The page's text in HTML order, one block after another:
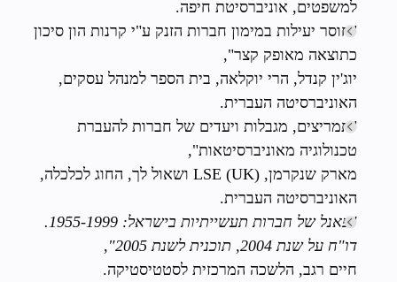
למשפטים, אוניברסיטת חיפה.
"חוסר יעילות במימון חברות הזנק ע"י קרנות הון סיכון
כתוצאה מאופק קצר",
יוג'ין קנדל, הרי יוקלאה, בית הספר למנהל עסקים,
האוניברסיטה העברית.
"תמריצים, מגבלות ויעדים של חברות להעברת
טכנולוגיה מאוניברסיטאות",
מארק שנקרמן, (LSE (UK ושאול לך, החוג לכלכלה,
האוניברסיטה העברית.
"פאנל של חברות תעשייתיות בישראל: 1955-1999.
דו"ח על שנת 2004, תוכנית לשנת 2005",
חיים רגב, הלשכה המרכזית לסטטיסטיקה.